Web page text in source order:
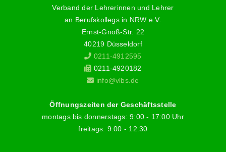
Verband der Lehrerinnen und Lehrer
an Berufskollegs in NRW e.V.
Ernst-Gnoß-Str. 22
40219 Düsseldorf
0211-4912595
0211-4920182
info@vlbs.de
Öffnungszeiten der Geschäftsstelle
montags bis donnerstags: 9:00 - 17:00 Uhr
freitags: 9:00 - 12:30